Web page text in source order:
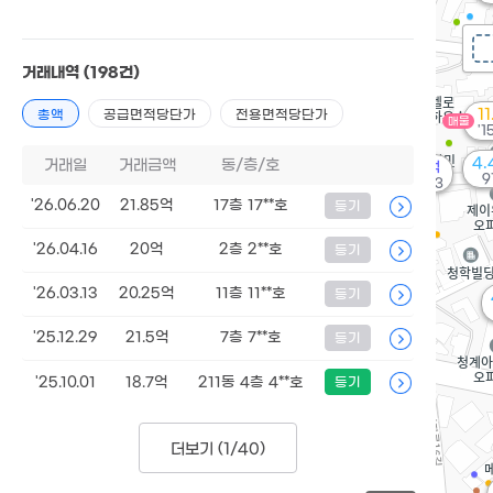
매물
33억
'19. 03
거래내역 (198건)
총액 공급면적당단가 전용면적당단가
거래일 거래금액 동/층/호
'26.06.20 21.85억 17층 17**호 등기
'26.04.16 20억 2층 2**호 등기
'26.03.13 20.25억 11층 11**호 등기
'25.12.29 21.5억 7층 7**호 등기
'25.10.01 18.7억 211동 4층 4**호 등기
더보기 (1/40)